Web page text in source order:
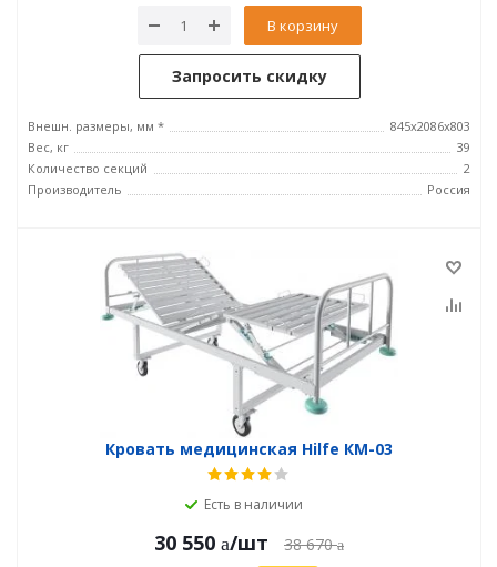
В корзину
Запросить скидку
Внешн. размеры, мм *
845x2086x803
Вес, кг
39
Количество секций
2
Производитель
Россия
Кровать медицинская Hilfe КМ-03
Есть в наличии
30 550 /шт 38 670